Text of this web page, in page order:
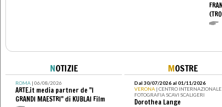
NOTIZIE
ROMA | 06/08/2026
ARTE.it media partner de "I
GRANDI MAESTRI" di KUBLAI Film
MOSTRE
Dal 30/07/2026 al 01/11/2026
VERONA | CENTRO
FOTOGRAFIA SCAVI SCALIGERI
Dorothea Lange